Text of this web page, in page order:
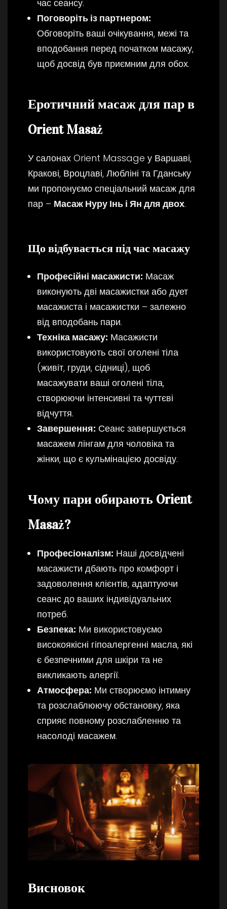
час сеансу.
Поговоріть із партнером:
Обговоріть ваші очікування, межі та
вподобання перед початком масажу,
щоб досвід був приємним для обох.
Еротичний масаж для пар в
Orient Masaż
У салонах Orient Massage у Варшаві,
Кракові, Вроцлаві, Любліні та Гданську
ми пропонуємо спеціальний масаж для
пар – Масаж Нуру Інь і Ян для двох.
Що відбувається під час масажу
Професійні масажисти: Масаж
виконують дві масажистки або дует
масажиста і масажистки – залежно
від вподобань пари.
Техніка масажу: Масажисти
використовують свої оголені тіла
(живіт, груди, сідниці), щоб
масажувати ваші оголені тіла,
створюючи інтенсивні та чуттєві
відчуття.
Завершення: Сеанс завершується
масажем лінгам для чоловіка та
жінки, що є кульмінацією досвіду.
Чому пари обирають Orient
Masaż?
Професіоналізм: Наші досвідчені
масажисти дбають про комфорт і
задоволення клієнтів, адаптуючи
сеанс до ваших індивідуальних
потреб.
Безпека: Ми використовуємо
високоякісні гіпоалергенні масла, які
є безпечними для шкіри та не
викликають алергії.
Атмосфера: Ми створюємо інтимну
та розслаблюючу обстановку, яка
сприяє повному розслабленню та
насолоді масажем.
Висновок